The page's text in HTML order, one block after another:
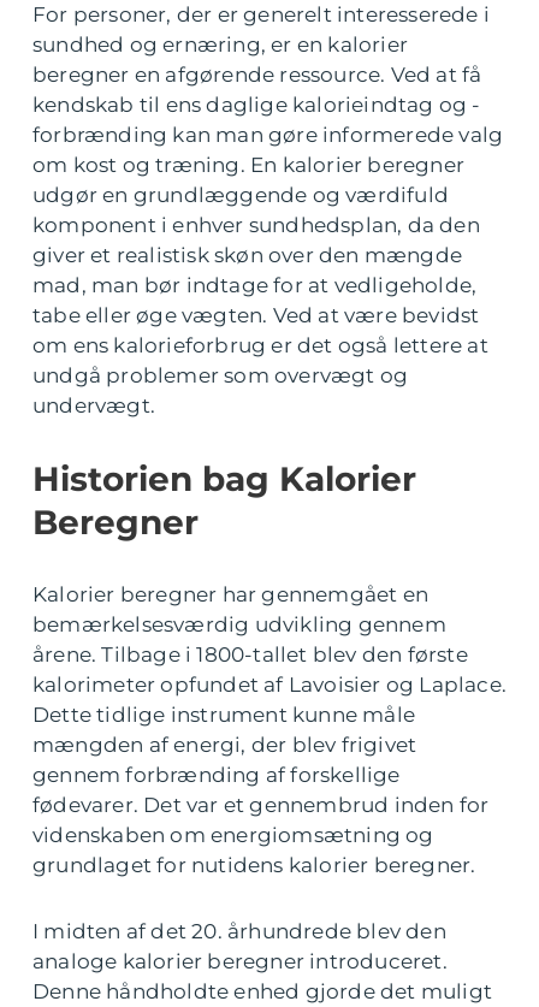
For personer, der er generelt interesserede i
sundhed og ernæring, er en kalorier
beregner en afgørende ressource. Ved at få
kendskab til ens daglige kalorieindtag og -
forbrænding kan man gøre informerede valg
om kost og træning. En kalorier beregner
udgør en grundlæggende og værdifuld
komponent i enhver sundhedsplan, da den
giver et realistisk skøn over den mængde
mad, man bør indtage for at vedligeholde,
tabe eller øge vægten. Ved at være bevidst
om ens kalorieforbrug er det også lettere at
undgå problemer som overvægt og
undervægt.
Historien bag Kalorier
Beregner
Kalorier beregner har gennemgået en
bemærkelsesværdig udvikling gennem
årene. Tilbage i 1800-tallet blev den første
kalorimeter opfundet af Lavoisier og Laplace.
Dette tidlige instrument kunne måle
mængden af energi, der blev frigivet
gennem forbrænding af forskellige
fødevarer. Det var et gennembrud inden for
videnskaben om energiomsætning og
grundlaget for nutidens kalorier beregner.
I midten af det 20. århundrede blev den
analoge kalorier beregner introduceret.
Denne håndholdte enhed gjorde det muligt